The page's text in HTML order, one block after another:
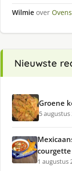
Wilmie over
Nieuwste
Groene
5 augustus
courgette
1 augustus